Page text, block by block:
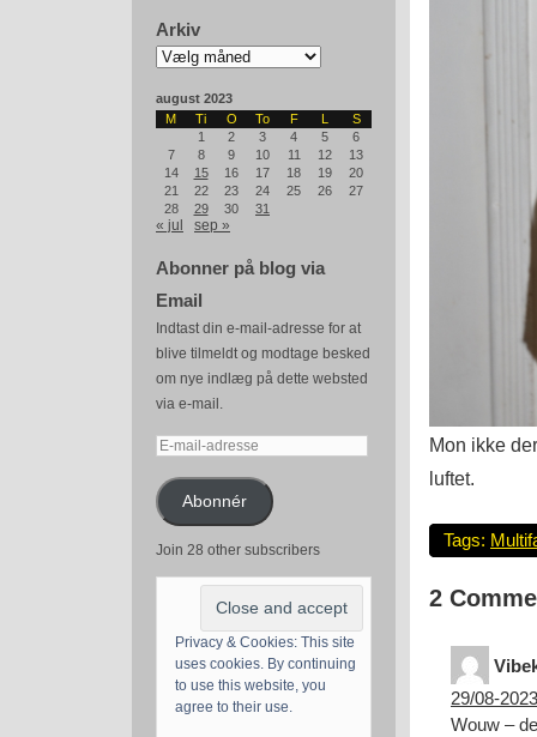
Arkiv
Arkiv
august 2023
M
Ti O To F L
S
1
2 3 4 5
6
7
8 9 10 11 12
13
14
15 16 17 18 19
20
21
22 23 24 25 26
27
28
29 30 31
« jul sep »
Abonner på blog via
Email
Indtast din e-mail-adresse for at
blive tilmeldt og modtage besked
om nye indlæg på dette websted
via e-mail.
E-
adresseAbonnér
Join 28 other subscribers
Privacy & Cookies: This site
uses cookies. By continuing
to use this website, you
agree to their use.
Mon ikke
luftet.
Tags:
2
29/08-
Wouw –